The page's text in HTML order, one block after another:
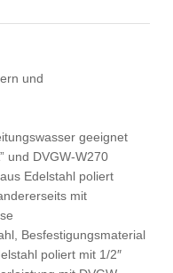
und
geeignet
und DVGW-W270
Edelstahl poliert
mit
Besfestigungsmaterial
poliert mit 1/2″